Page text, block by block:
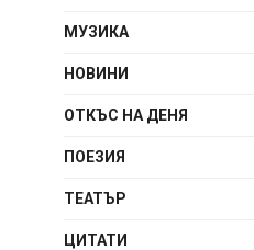
МУЗИКА
НОВИНИ
ОТКЪС НА ДЕНЯ
ПОЕЗИЯ
ТЕАТЪР
ЦИТАТИ